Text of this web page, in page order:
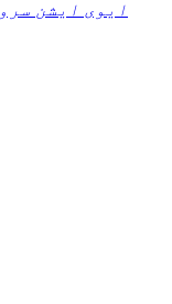
ایوی ایشن